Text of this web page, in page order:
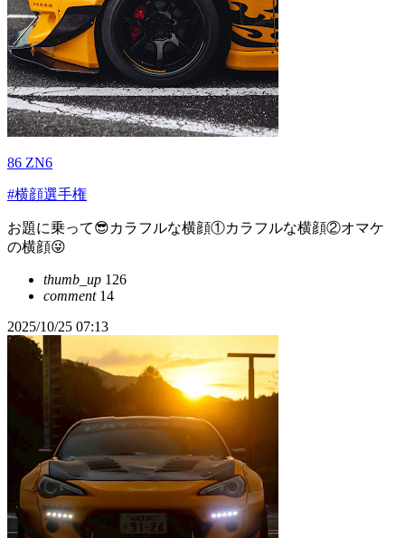
86 ZN6
#横顔選手権
お題に乗って😎カラフルな横顔①カラフルな横顔②オマケ
の横顔😜
thumb_up 126
comment14
2025/10/25 07:13